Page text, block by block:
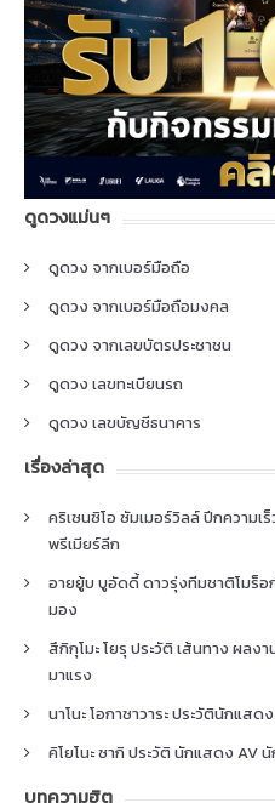
ดูดวงแม่นๆ
ดูดวง จากเบอร์มือถือ
ดูดวง จากเบอร์มือถือมงคล
ดูดวง จากเลขบัตรประชาชน
ดูดวง เลขทะเบียนรถ
ดูดวง เลขบัญชีธนาคาร
เรื่องล่าสุด
คริเซนซิโอ ซัมเมอร์วิลล์ ปีกความ
พรีเมียร์ลีก
อายยู้บ บูอัดดี้ ดาวรุ่งทีมชาติโมร็อ
มอง
สึกิกุโมะ โยรุ ประวัติ เส้นทาง ผล
มาแรง
นาโนะ โอกาซาวาระ ประวัตินักแส
คิโยโนะ ซากิ ประวัติ นักแสดง AV
บทความฮิต